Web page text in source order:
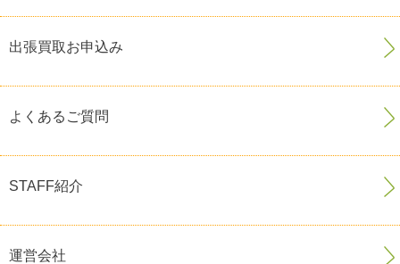
出張買取お申込み
よくあるご質問
STAFF紹介
運営会社